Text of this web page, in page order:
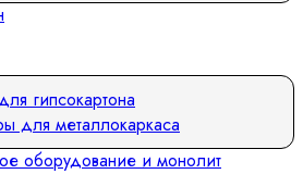
гипсокартона
для металлокаркаса
оборудование и монолит